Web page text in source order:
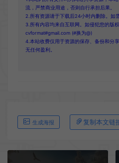
流，严禁商业用途，否则自行承担后果。
2.所有资源请于下载后24小时内删除。如
3.所有内容均来自互联网。如侵犯您的版
cvformat#gmail.com (#换为@)
4.本站收费仅用于资源的保存、备份和分
无任何盈利。
生成海报 复制本文链